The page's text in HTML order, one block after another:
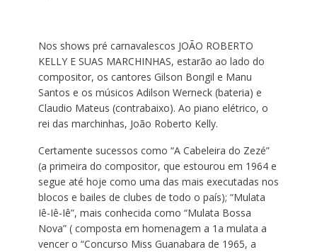
Nos shows pré carnavalescos JOÃO ROBERTO
KELLY E SUAS MARCHINHAS, estarão ao lado do
compositor, os cantores Gilson Bongil e Manu
Santos e os músicos Adilson Werneck (bateria) e
Claudio Mateus (contrabaixo). Ao piano elétrico, o
rei das marchinhas, João Roberto Kelly.
Certamente sucessos como “A Cabeleira do Zezé”
(a primeira do compositor, que estourou em 1964 e
segue até hoje como uma das mais executadas nos
blocos e bailes de clubes de todo o país); “Mulata
Iê-Iê-Iê”, mais conhecida como “Mulata Bossa
Nova” ( composta em homenagem a 1a mulata a
vencer o “Concurso Miss Guanabara de 1965, a